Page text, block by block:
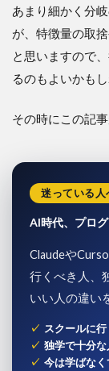
あまり細かく分
が、特徴量の取
と思いますので
るのもよいかもし
その時にこの記
迷っている人
AI時代、プロ
Claudeや
行くべき人、
いい人の違い
スクールに
独学で十分な
今は学ばな